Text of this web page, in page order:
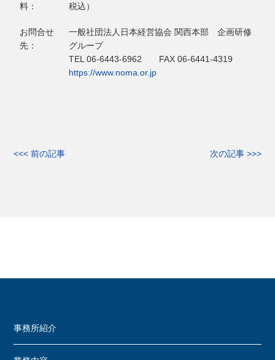
料：
税込）
お問合せ
先：
一般社団法人日本経営協会 関西本部 企画研修
グループ
TEL 06-6443-6962 FAX 06-6441-4319
https://www.noma.or.jp
<<< 前の記事 次の記事 >>>
事務所紹介